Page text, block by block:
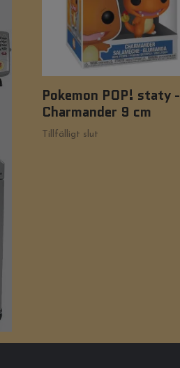
Pokemon POP! staty -
Charmander 9 cm
Tillfälligt slut